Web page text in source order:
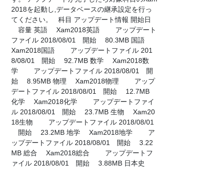
2018を起動し,データベースの継承設定を行っ
てください。 科目 アップデート情報 開始日
容量 英語 Xam2018英語 アップデート
ファイル 2018/08/01 開始 80.3MB 国語
Xam2018国語 アップデートファイル 201
8/08/01 開始 92.7MB 数学 Xam2018数
学 アップデートファイル 2018/08/01 開
始 8.95MB 物理 Xam2018物理 アップ
デートファイル 2018/08/01 開始 12.7MB
化学 Xam2018化学 アップデートファイ
ル 2018/08/01 開始 23.7MB 生物 Xam20
18生物 アップデートファイル 2018/08/01
開始 23.2MB 地学 Xam2018地学 ア
ップデートファイル 2018/08/01 開始 3.22
MB 総合 Xam2018総合 アップデートフ
ァイル 2018/08/01 開始 3.88MB 日本史